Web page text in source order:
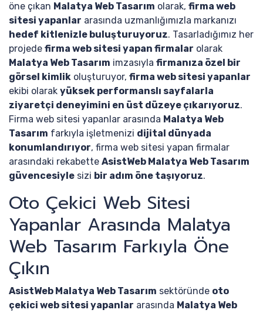
öne çıkan Malatya Web Tasarım olarak, firma web
sitesi yapanlar arasında uzmanlığımızla markanızı
hedef kitlenizle buluşturuyoruz. Tasarladığımız her
projede firma web sitesi yapan firmalar olarak
Malatya Web Tasarım imzasıyla firmanıza özel bir
görsel kimlik oluşturuyor, firma web sitesi yapanlar
ekibi olarak yüksek performanslı sayfalarla
ziyaretçi deneyimini en üst düzeye çıkarıyoruz.
Firma web sitesi yapanlar arasında Malatya Web
Tasarım farkıyla işletmenizi dijital dünyada
konumlandırıyor, firma web sitesi yapan firmalar
arasındaki rekabette AsistWeb Malatya Web Tasarım
güvencesiyle sizi bir adım öne taşıyoruz.
Oto Çekici Web Sitesi
Yapanlar Arasında Malatya
Web Tasarım Farkıyla Öne
Çıkın
AsistWeb Malatya Web Tasarım sektöründe oto
çekici web sitesi yapanlar arasında Malatya Web